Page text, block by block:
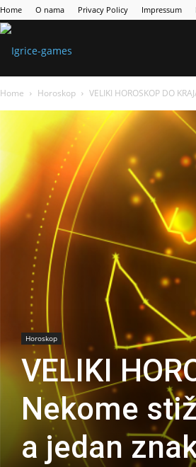
Home O nama Privacy Policy Impressum
Home Horoskop VELIKI HOROSKOP DO
Horoskop
VELIKI
Nekome
a jedan